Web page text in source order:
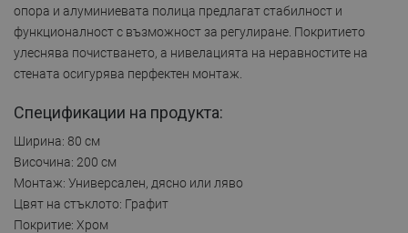
опора и алуминиевата полица предлагат стабилност и
функционалност с възможност за регулиране. Покритието
улеснява почистването, а нивелацията на неравностите на
стената осигурява перфектен монтаж.
Спецификации на продукта:
Ширина: 80 см
Височина: 200 см
Монтаж: Универсален, дясно или ляво
Цвят на стъклото: Графит
Покритие: Хром